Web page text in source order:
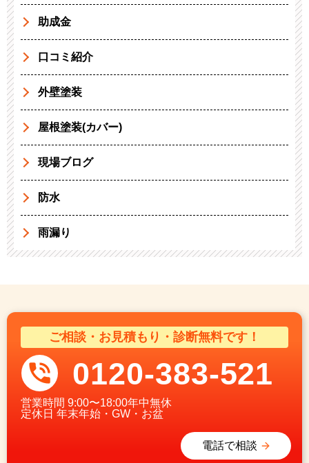
助成金
口コミ紹介
外壁塗装
屋根塗装(カバー)
現場ブログ
防水
雨漏り
ご相談・お見積もり・診断無料です！
0120-383-521
営業時間 9:00〜18:00年中無休
定休日 年末年始・GW・お盆
電話で相談